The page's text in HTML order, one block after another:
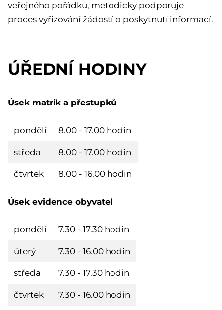
veřejného pořádku, metodicky podporuje
proces vyřizování žádostí o poskytnutí informací.
ÚŘEDNÍ HODINY
Úsek matrik a přestupků
pondělí 8.00 - 17.00 hodin
středa 8.00 - 17.00 hodin
čtvrtek 8.00 - 16.00 hodin
Úsek evidence obyvatel
pondělí 7.30 - 17.30 hodin
úterý 7.30 - 16.00 hodin
středa 7.30 - 17.30 hodin
čtvrtek 7.30 - 16.00 hodin